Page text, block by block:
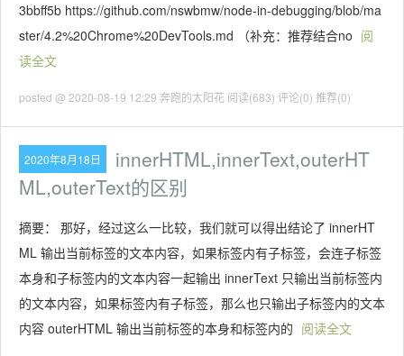
3bbff5b https://github.com/nswbmw/node-in-debugging/blob/ma
ster/4.2%20Chrome%20DevTools.md （补充：推荐结合no 阅
读全文
posted @ 2020-08-19 12:29 奔跑的太阳花 阅读(683) 评论(0) 推荐(0)
2020年8月18日
innerHTML,innerText,outerHT
ML,outerText的区别
摘要： 那好，经过这么一比较，我们就可以得出结论了 innerHT
ML 输出当前标签的文本内容，如果标签内有子标签，会连子标签
本身和子标签内的文本内容一起输出 innerText 只输出当前标签内
的文本内容，如果标签内有子标签，那么也只输出子标签内的文本
内容 outerHTML 输出当前标签的本身和标签内的 阅读全文